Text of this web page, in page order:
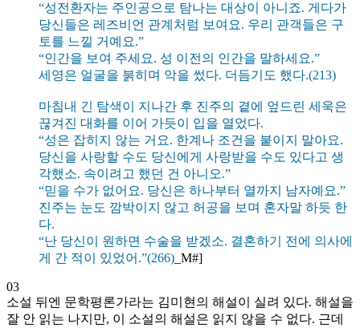
“성전환자는 주인공으로 탐나는 대상이 아니죠. 게다가
당신들은 레즈비언 관계처럼 보여요. 우리 관객들은 구
토를 느낄 거예요.”
“인간을 보여 주세요. 성 이전의 인간을 말하세요.”
세영은 얼굴을 붉히며 악을 썼다. 더듬기도 했다.(213)
마침내 긴 탐색이 지나간 후 진주의 곁에 엎드린 세욱은
끊겨진 대화를 이어 가듯이 입을 열었다.
“성은 잡히지 않는 거요. 한계나 조건을 붙이지 말아요.
당신을 사랑할 수도 당신에게 사랑받을 수도 있다고 생
각했소. 속이려고 했던 건 아니오.”
“믿을 수가 없어요. 당신은 하나부터 열까지 남자예요.”
진주는 눈도 깜박이지 않고 허공을 보며 혼자말 하듯 한
다.
“난 당신이 원하면 수술을 받겠소. 결혼하기 전에 의사에
게 간 적이 있었어.”(266) _M#]
03
소설 뒤엔 문학평론가라는 김미현의 해설이 실려 있다. 해설을
잘 안 읽는 나지만, 이 소설의 해설은 읽지 않을 수 없다. 근데